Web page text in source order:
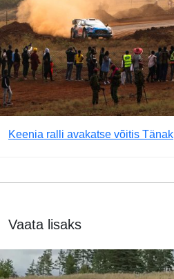
Keenia ralli avakatse võitis Tänak
Vaata lisaks